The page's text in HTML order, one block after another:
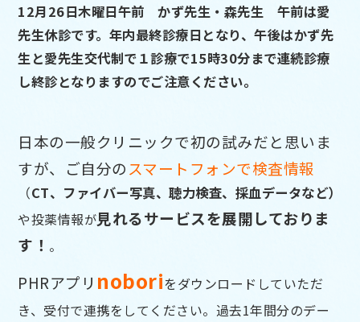
12月26日木曜日午前 かず先生・森先生 午前は愛
先生休診です。年内最終診療日となり、午後はかず先
生と愛先生交代制で１診療で15時30分まで連続診療
し終診となりますのでご注意ください。
日本の一般クリニックで初の試みだと思いま
すが、ご自分の スマートフォンで検査情報
（CT、ファイバー写真、聴力検査、採血データなど）
や投薬情報が見れるサービスを展開しておりま
す！ 。
PHRアプリ noboriをダウンロードしていただ
き、受付で連携をして ください。過去1年間分のデー